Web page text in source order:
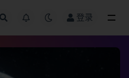
登录